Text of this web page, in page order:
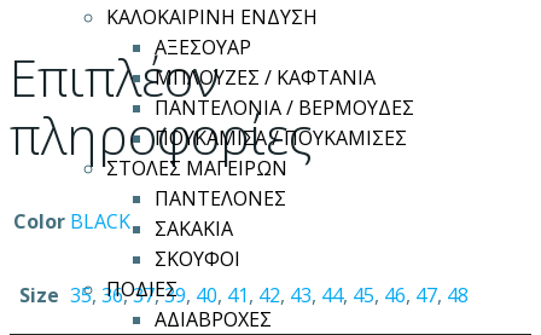
ΚΑΛΟΚΑΙΡΙΝΗ ΕΝΔΥΣΗ
ΑΞΕΣΟΥΑΡ
ΜΠΛΟΥΖΕΣ / ΚΑΦΤΑΝΙΑ
ΠΑΝΤΕΛΟΝΙΑ / ΒΕΡΜΟΥΔΕΣ
ΠΟΥΚΑΜΙΣΑ / ΠΟΥΚΑΜΙΣΕΣ
ΣΤΟΛΕΣ ΜΑΓΕΙΡΩΝ
ΠΑΝΤΕΛΟΝΕΣ
ΣΑΚΑΚΙΑ
ΣΚΟΥΦΟΙ
ΠΟΔΙΕΣ
ΑΔΙΑΒΡΟΧΕΣ
Επιπλέον
πληροφορίες
Color BLACK
Size 35, 36,37,39, 40, 41, 42, 43, 44, 45, 46, 47, 48